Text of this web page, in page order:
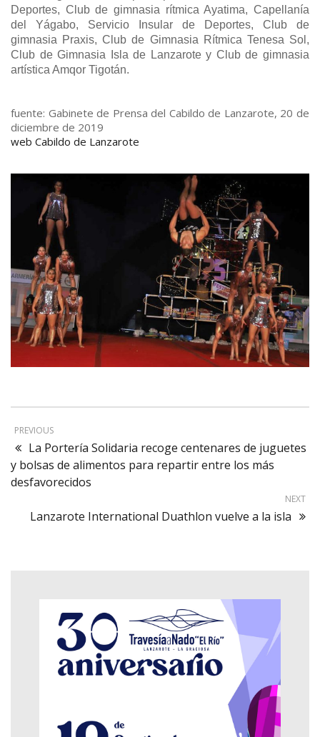
Deportes, Club de gimnasia rítmica Ayatima, Capellanía
del Yágabo, Servicio Insular de Deportes, Club de
gimnasia Praxis, Club de Gimnasia Rítmica Tenesa Sol,
Club de Gimnasia Isla de Lanzarote y Club de gimnasia
artística Amqor Tigotán.
fuente: Gabinete de Prensa del Cabildo de Lanzarote, 20 de
diciembre de 2019
web Cabildo de Lanzarote
PREVIOUS
La Portería Solidaria recoge centenares de juguetes
y bolsas de alimentos para repartir entre los más
desfavorecidos
NEXT
Lanzarote International Duathlon vuelve a la isla